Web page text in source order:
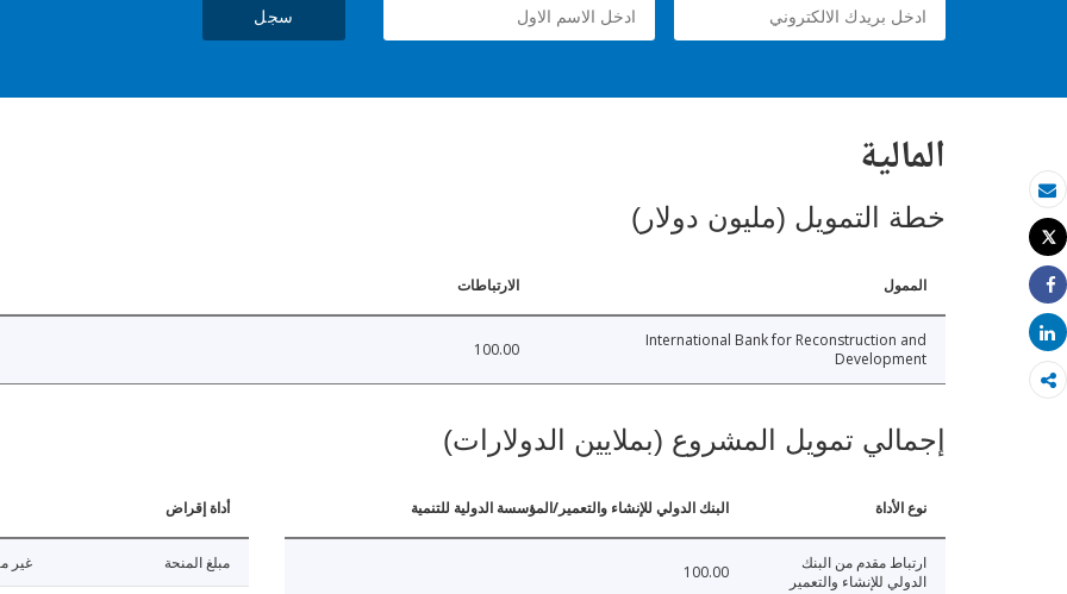
بريد الكتروني
طباعة
Tweet
Share
Share
سجل
المالية
خطة التمويل (مليون دولار)
الممول الارتباطات
International Bank for Reconstruction and
Development
100.00
إجمالي تمويل المشروع (بملايين الدولارات)
نوع الأداة البنك الدولي للإنشاء والتعمير/المؤسسة الدولية للتنمية
ارتباط مقدم من البنك
الدولي للإنشاء والتعمير
100.00
أداة إقراض
مبلغ المنحة غير